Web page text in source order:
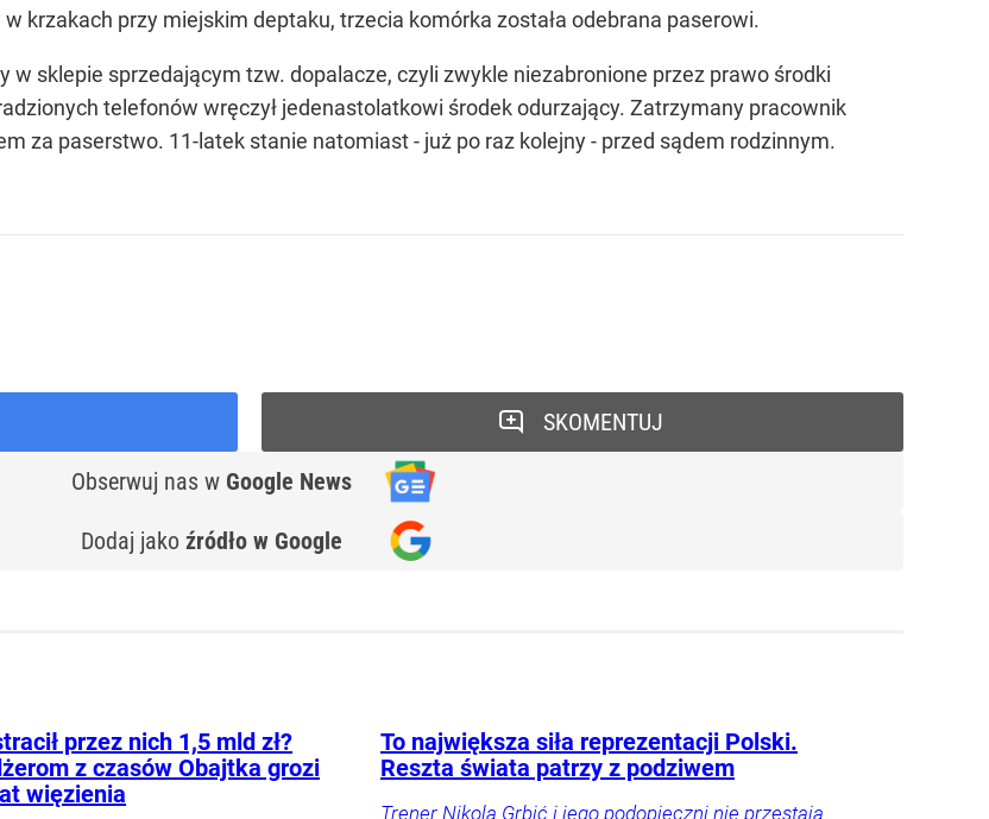
krzakach przy miejskim deptaku, trzecia komórka została odebrana paserowi.
w sklepie sprzedającym tzw. dopalacze, czyli zwykle niezabronione przez prawo środki
telefonów wręczył jedenastolatkowi środek odurzający. Zatrzymany pracownik
za paserstwo. 11-latek stanie natomiast - już po raz kolejny - przed sądem rodzinnym.
Obserwuj nas w Google News
Dodaj jako źródło w Google
SKOMENTUJ
przez nich 1,5 mld zł?
z czasów Obajtka grozi
więzienia
To największa siła reprezentacji Polski.
Reszta świata patrzy z podziwem
Trener Nikola Grbić i jego podopieczni nie przestają